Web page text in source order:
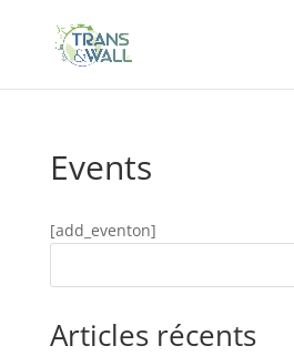
Events
[add_eventon]
Articles récents